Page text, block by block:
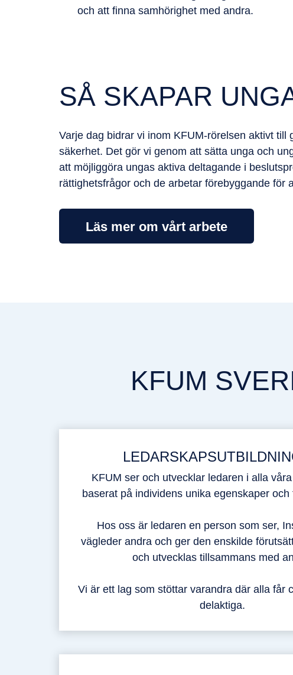
och att finna samhörighet med andra.
SÅ SKAPAR
Varje dag bidrar vi inom KFUM-rörelsen aktivt
säkerhet. Det gör vi genom att sätta unga och
att möjliggöra ungas aktiva deltagande i
rättighetsfrågor och de arbetar förebyggande för
Läs mer om vårt arbete
KFUM
KFUM ser och utvecklar ledaren i alla
baserat på individens unika egenskaper och
Hos oss är ledaren en person som ser,
vägleder andra och ger den enskilde
och utvecklas tillsammans med
Vi är ett lag som stöttar varandra där alla får
delaktiga.